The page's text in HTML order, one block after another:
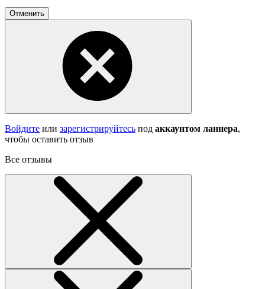
Отменить
Войдите или зарегистрируйтесь под аккаунтом ланнера,
чтобы оставить отзыв
Все отзывы